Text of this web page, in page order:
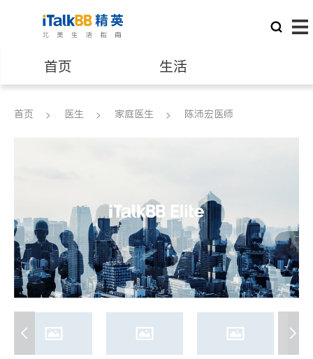
首页 生活
医生 律师
养老 非盈利组织
首页 医生 家庭医生 陈沛宏医师